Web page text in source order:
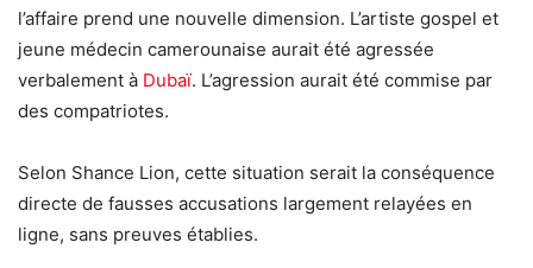
l’affaire prend une nouvelle dimension. L’artiste gospel et
jeune médecin camerounaise aurait été agressée
verbalement à Dubaï. L’agression aurait été commise par
des compatriotes.
Selon Shance Lion, cette situation serait la conséquence
directe de fausses accusations largement relayées en
ligne, sans preuves établies.